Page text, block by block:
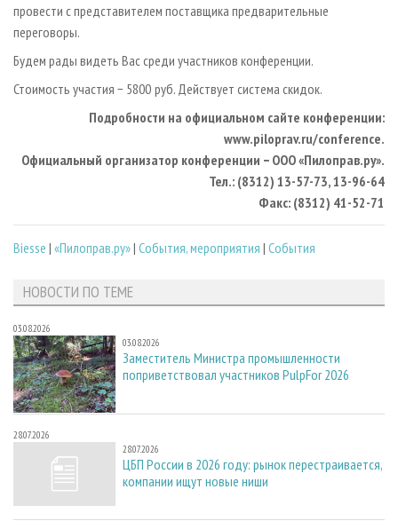
провести с представителем поставщика предварительные
переговоры.
Будем рады видеть Вас среди участников конференции.
Стоимость участия − 5800 руб. Действует система скидок.
Подробности на официальном сайте конференции:
www.piloprav.ru/conference.
Официальный организатор конференции − ООО «Пилоправ.ру».
Тел.: (8312) 13-57-73, 13-96-64
Факс: (8312) 41-52-71
Biesse | «Пилоправ.ру»| События, мероприятия | События
НОВОСТИ ПО ТЕМЕ
03.08.2026
03.08.2026
Заместитель Министра промышленности
поприветствовал участников PulpFor 2026
28.07.2026
28.07.2026
ЦБП России в 2026 году: рынок перестраивается,
компании ищут новые ниши